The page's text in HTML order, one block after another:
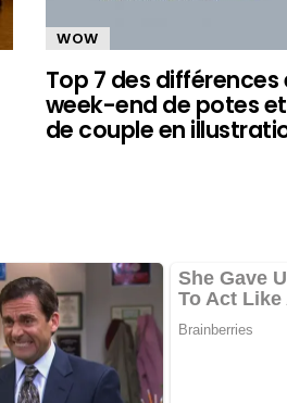
WOW
Top 7 des différences
week-end de potes
de couple en